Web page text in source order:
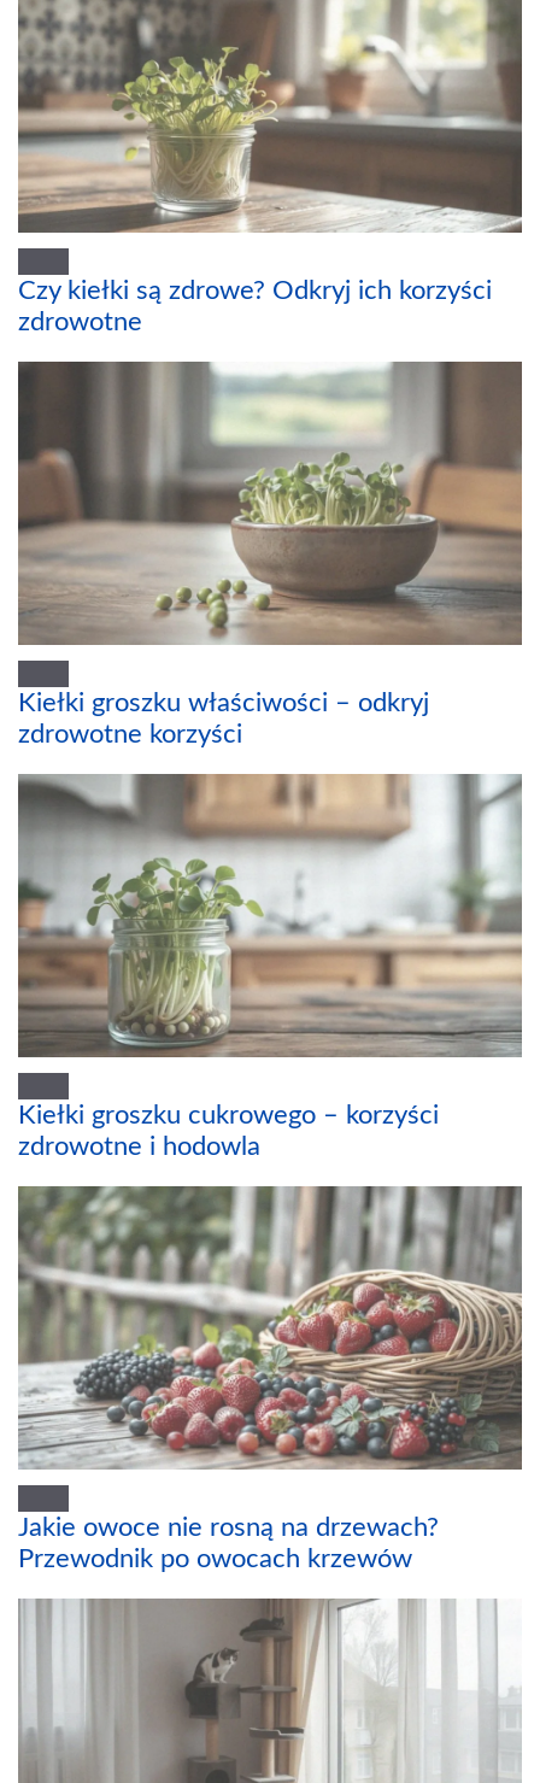
Czy kiełki są zdrowe? Odkryj ich korzyści
zdrowotne
Kiełki groszku właściwości – odkryj
zdrowotne korzyści
Kiełki groszku cukrowego – korzyści
zdrowotne i hodowla
Jakie owoce nie rosną na drzewach?
Przewodnik po owocach krzewów